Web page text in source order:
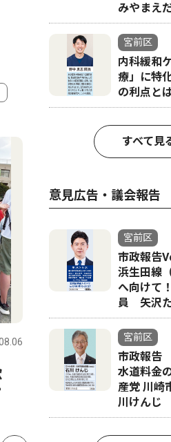
ピックアップ（PR）
宮前区
内科 内視鏡検査に
えてください
みやまえ
宮前区
内科緩和
療」に特
の利点と
すべて見
意見広告・議会報告
宮前区
市政報告
浜生田線
へ向けて
員 矢沢
宮前区
市政報告
水道料金
産党 川崎
川けんじ